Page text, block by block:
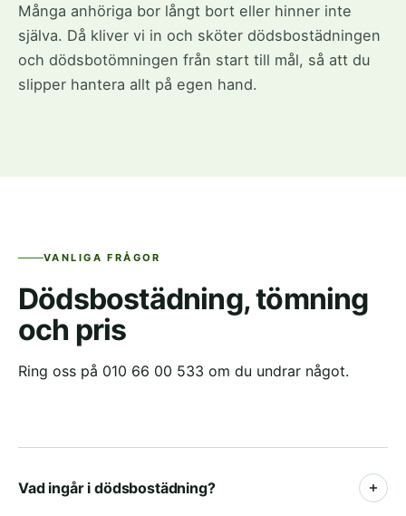
Många anhöriga bor långt bort eller hinner inte
själva. Då kliver vi in och sköter dödsbostädningen
och dödsbotömningen från start till mål, så att du
slipper hantera allt på egen hand.
VANLIGA FRÅGOR
Dödsbostädning, tömning
och pris
Ring oss på 010 66 00 533 om du undrar något.
Vad ingår i dödsbostädning?